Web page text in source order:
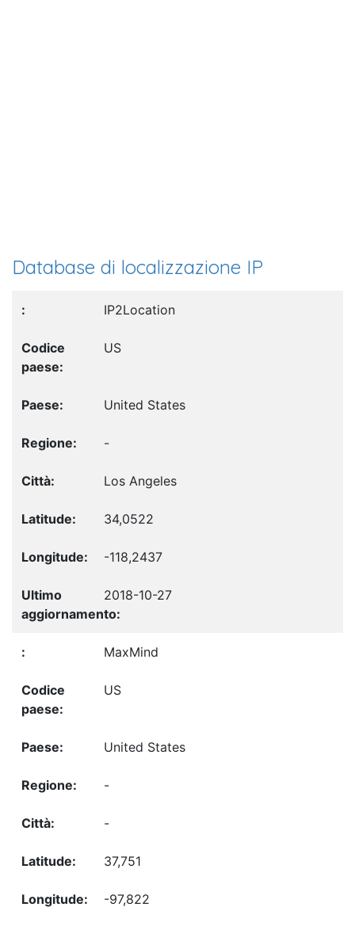
Database di localizzazione IP
IP2Location
US
United States
-
Los Angeles
34,0522
-118,2437
2018-10-27
MaxMind
US
United States
-
-
37,751
-97,822